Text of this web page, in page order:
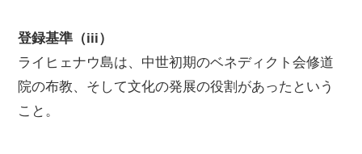
登録基準（iii）
ライヒェナウ島は、中世初期のベネディクト会修道
院の布教、そして文化の発展の役割があったという
こと。